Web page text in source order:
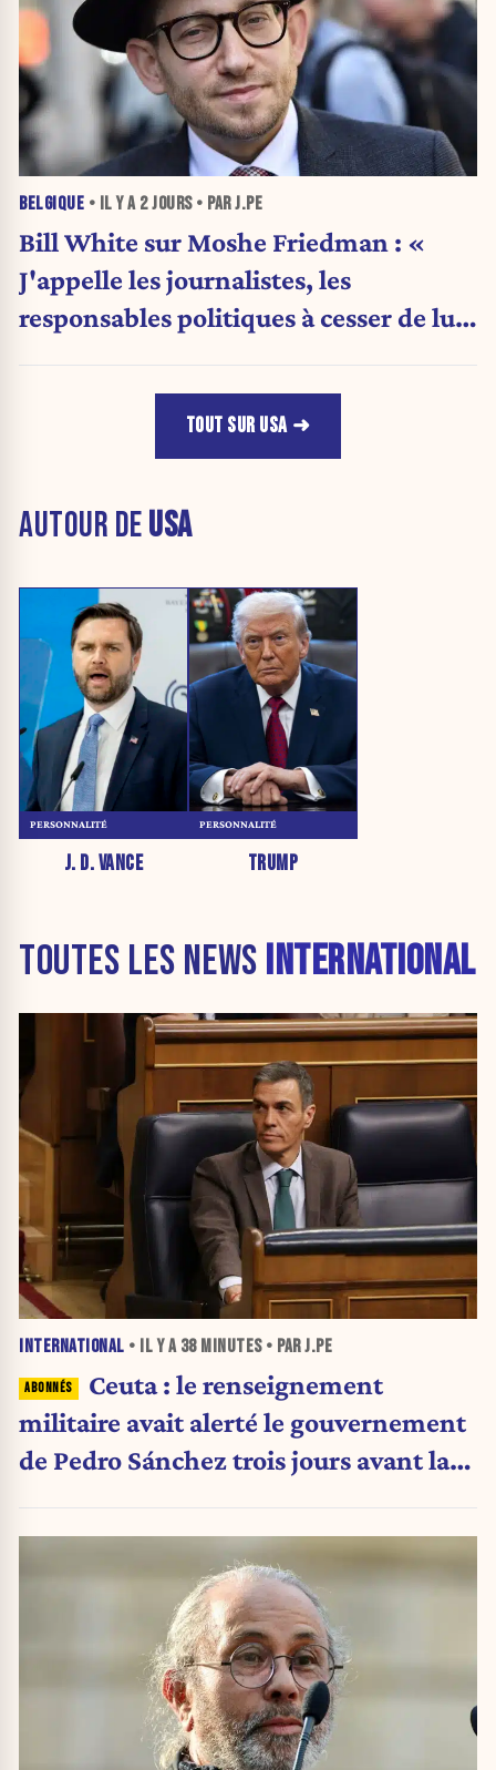
BELGIQUE • IL Y A 2 JOURS• PAR J.PE
Bill White sur Moshe Friedman : «
J'appelle les journalistes, les
responsables politiques à cesser de lui
TOUT SUR USA
AUTOUR DEUSA
J. D. VANCE
PERSONNALITÉ
TRUMP
PERSONNALITÉ
TOUTES LES NEWS INTERNATIONAL
INTERNATIONAL • IL Y A 38 MINUTES• PAR J.PE
Ceuta : le renseignement
militaire avait alerté le gouvernement
de Pedro Sánchez trois jours avant la